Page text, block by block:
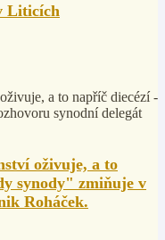
Liticích
oživuje, a to
synody" zmiňuje v
Roháček.